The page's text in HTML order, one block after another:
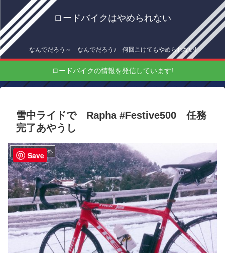
ロードバイクはやめられない
なんでだろう～ なんでだろう♪ 何回こけてもやめられない!
ロードバイクの情報を発信しています!
雪中ライドで Rapha #Festive500 任務
完了あやうし
チーム朝練その他
Save